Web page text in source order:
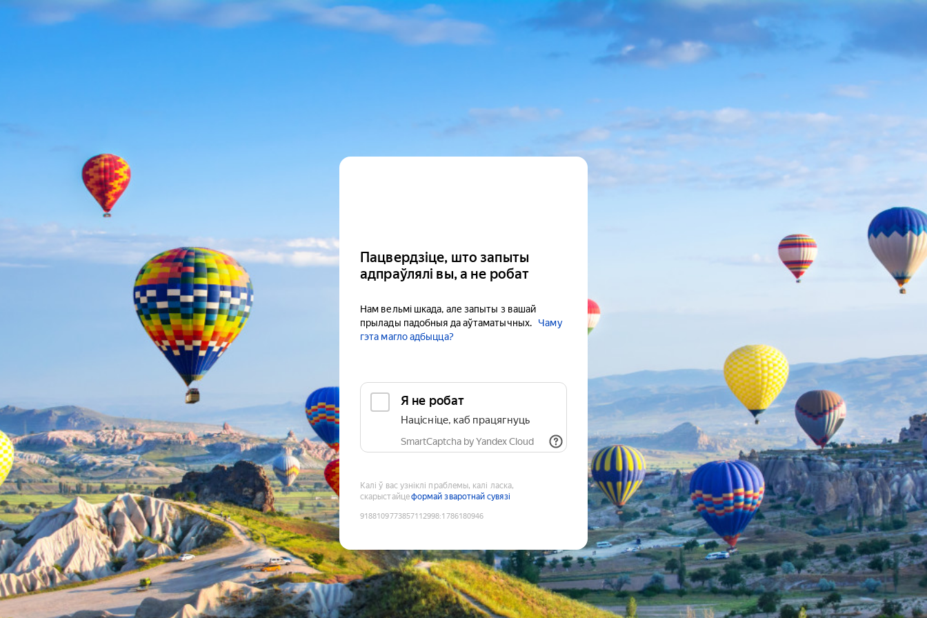
Пацвердзіце, што запыты
адпраўлялі вы, а не робат
Нам вельмі шкада, але запыты з вашай
прылады падобныя да аўтаматычных.
Чаму
гэта магло адбыцца?
Я не робат
Націсніце, каб працягнуць
SmartCaptcha by Yandex Cloud
Калі ў вас узніклі праблемы, калі ласка,
скарыстайцеформай зваротнай сувязі
9188109773857112998:1786180946